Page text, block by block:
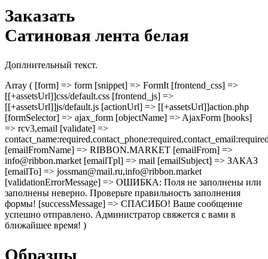
Заказать
Сатиновая лента белая
Доплнительный текст.
Array ( [form] => form [snippet] => FormIt [frontend_css] =>
[[+assetsUrl]]css/default.css [frontend_js] =>
[[+assetsUrl]]js/default.js [actionUrl] => [[+assetsUrl]]action.php
[formSelector] => ajax_form [objectName] => AjaxForm [hooks]
=> rcv3,email [validate] =>
[emailFromName] => RIBBON.MARKET [emailFrom] =>
info@ribbon.market [emailTpl] => mail [emailSubject] => ЗАКАЗ
[emailTo] => jossman@mail.ru,info@ribbon.market
[validationErrorMessage] => ОШИБКА: Поля не заполнены или
заполнены неверно. Проверьте правильность заполнения
формы! [successMessage] => СПАСИБО! Ваше сообщение
успешно отправлено. Администратор свяжется с вами в
ближайшее время! )
Образцы